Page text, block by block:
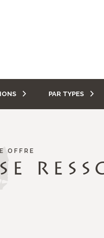
PAR TYPES
OFFRE